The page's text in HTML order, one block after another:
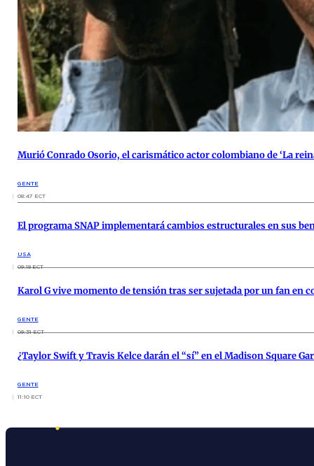
Murió Conrado Osorio, el carismático actor colombiano de ‘La reina
GENTE
08:47 ECT
El programa SNAP implementará cambios estructurales en sus
USA
09:18 ECT
Karol G vive momento de tensión tras ser sujetada por un fan en
GENTE
09:51 ECT
¿Taylor Swift y Travis Kelce darán el “sí” en el Madison Square
GENTE
11:10 ECT